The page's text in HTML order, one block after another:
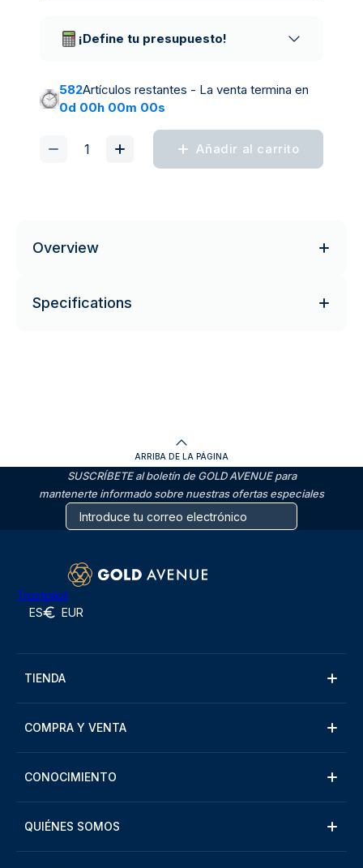
¡Define tu presupuesto!
582Artículos restantes - La venta termina en
0d 00h 00m 00s
Añadir al carrito
Overview
Specifications
ARRIBA DE LA PÁGINA
SUSCRÍBETE al boletín de GOLD AVENUE para
mantenerte informado sobre nuestras ofertas especiales
Trustpilot
ES EUR
TIENDA
COMPRA Y VENTA
CONOCIMIENTO
QUIÉNES SOMOS